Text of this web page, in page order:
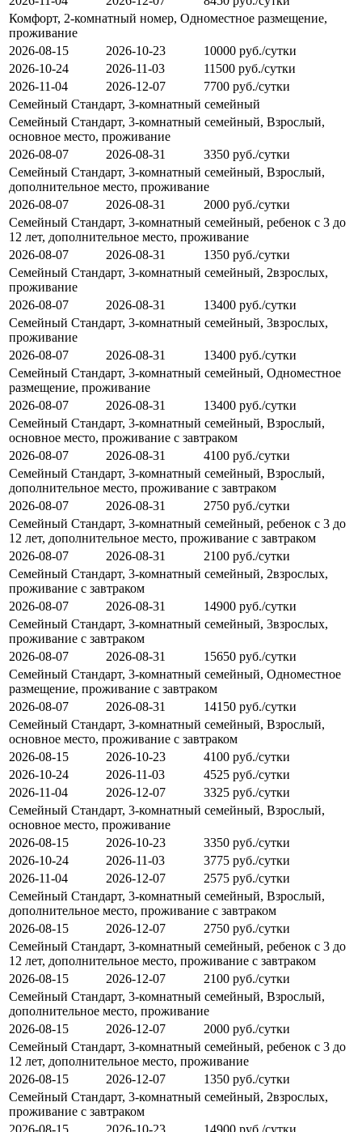
Комфорт, 2-комнатный номер, Одноместное размещение,
проживание
2026-08-15
2026-10-23
10000 руб./сутки
2026-10-24
2026-11-03
11500 руб./сутки
2026-11-04
2026-12-07
7700 руб./сутки
Семейный Стандарт, 3-комнатный семейный
Семейный Стандарт, 3-комнатный семейный, Взрослый,
основное место, проживание
2026-08-07
2026-08-31
3350 руб./сутки
Семейный Стандарт, 3-комнатный семейный, Взрослый,
дополнительное место, проживание
2026-08-07
2026-08-31
2000 руб./сутки
Семейный Стандарт, 3-комнатный семейный, ребенок с 3 до
12 лет, дополнительное место, проживание
2026-08-07
2026-08-31
1350 руб./сутки
Семейный Стандарт, 3-комнатный семейный, 2взрослых,
проживание
2026-08-07
2026-08-31
13400 руб./сутки
Семейный Стандарт, 3-комнатный семейный, 3взрослых,
проживание
2026-08-07
2026-08-31
13400 руб./сутки
Семейный Стандарт, 3-комнатный семейный, Одноместное
размещение, проживание
2026-08-07
2026-08-31
13400 руб./сутки
Семейный Стандарт, 3-комнатный семейный, Взрослый,
основное место, проживание с завтраком
2026-08-07
2026-08-31
4100 руб./сутки
Семейный Стандарт, 3-комнатный семейный, Взрослый,
дополнительное место, проживание с завтраком
2026-08-07
2026-08-31
2750 руб./сутки
Семейный Стандарт, 3-комнатный семейный, ребенок с 3 до
12 лет, дополнительное место, проживание с завтраком
2026-08-07
2026-08-31
2100 руб./сутки
Семейный Стандарт, 3-комнатный семейный, 2взрослых,
проживание с завтраком
2026-08-07
2026-08-31
14900 руб./сутки
Семейный Стандарт, 3-комнатный семейный, 3взрослых,
проживание с завтраком
2026-08-07
2026-08-31
15650 руб./сутки
Семейный Стандарт, 3-комнатный семейный, Одноместное
размещение, проживание с завтраком
2026-08-07
2026-08-31
14150 руб./сутки
Семейный Стандарт, 3-комнатный семейный, Взрослый,
основное место, проживание с завтраком
2026-08-15
2026-10-23
4100 руб./сутки
2026-10-24
2026-11-03
4525 руб./сутки
2026-11-04
2026-12-07
3325 руб./сутки
Семейный Стандарт, 3-комнатный семейный, Взрослый,
основное место, проживание
2026-08-15
2026-10-23
3350 руб./сутки
2026-10-24
2026-11-03
3775 руб./сутки
2026-11-04
2026-12-07
2575 руб./сутки
Семейный Стандарт, 3-комнатный семейный, Взрослый,
дополнительное место, проживание с завтраком
2026-08-15
2026-12-07
2750 руб./сутки
Семейный Стандарт, 3-комнатный семейный, ребенок с 3 до
12 лет, дополнительное место, проживание с завтраком
2026-08-15
2026-12-07
2100 руб./сутки
Семейный Стандарт, 3-комнатный семейный, Взрослый,
дополнительное место, проживание
2026-08-15
2026-12-07
2000 руб./сутки
Семейный Стандарт, 3-комнатный семейный, ребенок с 3 до
12 лет, дополнительное место, проживание
2026-08-15
2026-12-07
1350 руб./сутки
Семейный Стандарт, 3-комнатный семейный, 2взрослых,
проживание с завтраком
2026-08-15
2026-10-23
14900 руб./сутки